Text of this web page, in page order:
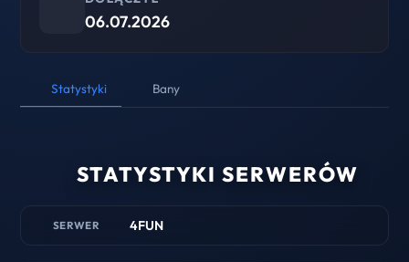
06.07.2026
Statystyki Bany
STATYSTYKI SERWERÓW
SERWER 4FUN